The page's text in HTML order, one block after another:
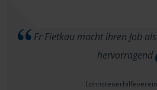
Fr Fietkau macht ihren Job
hervorragend